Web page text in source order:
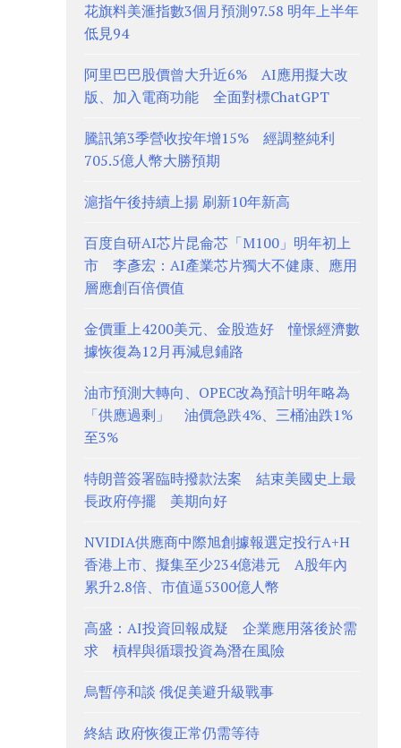
花旗料美滙指數3個月預測97.58 明年上半年
低見94
阿里巴巴股價曾大升近6% AI應用擬大改
版、加入電商功能 全面對標ChatGPT
騰訊第3季營收按年增15% 經調整純利
705.5億人幣大勝預期
滬指午後持續上揚 刷新10年新高
百度自研AI芯片昆侖芯「M100」明年初上
市 李彥宏：AI產業芯片獨大不健康、應用
層應創百倍價值
金價重上4200美元、金股造好 憧憬經濟數
據恢復為12月再減息鋪路
油市預測大轉向、OPEC改為預計明年略為
「供應過剩」 油價急跌4%、三桶油跌1%
至3%
特朗普簽署臨時撥款法案 結束美國史上最
長政府停擺 美期向好
NVIDIA供應商中際旭創據報選定投行A+H
香港上市、擬集至少234億港元 A股年內
累升2.8倍、市值逼5300億人幣
高盛：AI投資回報成疑 企業應用落後於需
求 槓桿與循環投資為潛在風險
烏暫停和談 俄促美避升級戰事
終結 政府恢復正常仍需等待